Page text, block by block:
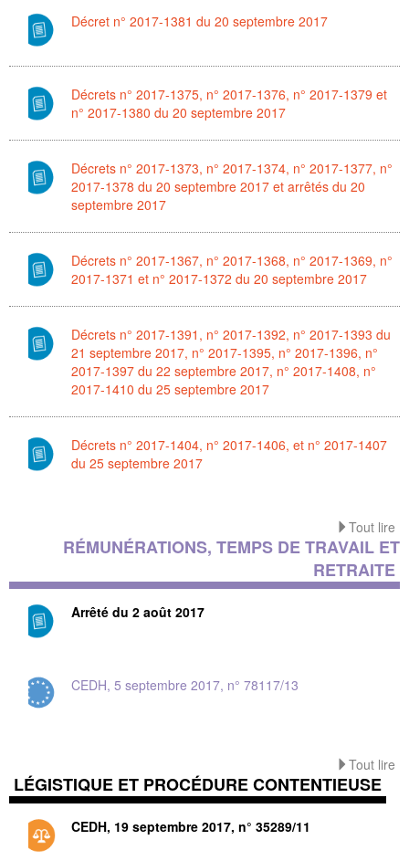
Décret n° 2017-1381 du 20 septembre 2017
Décrets n° 2017-1375, n° 2017-1376, n° 2017-1379 et
n° 2017-1380 du 20 septembre 2017
Décrets n° 2017-1373, n° 2017-1374, n° 2017-1377, n°
2017-1378 du 20 septembre 2017 et arrêtés du 20
septembre 2017
Décrets n° 2017-1367, n° 2017-1368, n° 2017-1369, n°
2017-1371 et n° 2017-1372 du 20 septembre 2017
Décrets n° 2017-1391, n° 2017-1392, n° 2017-1393 du
21 septembre 2017, n° 2017-1395, n° 2017-1396, n°
2017-1397 du 22 septembre 2017, n° 2017-1408, n°
2017-1410 du 25 septembre 2017
Décrets n° 2017-1404, n° 2017-1406, et n° 2017-1407
du 25 septembre 2017
Tout lire
RÉMUNÉRATIONS, TEMPS DE TRAVAIL ET
RETRAITE
Arrêté du 2 août 2017
CEDH, 5 septembre 2017, n° 78117/13
Tout lire
LÉGISTIQUE ET PROCÉDURE CONTENTIEUSE
CEDH, 19 septembre 2017, n° 35289/11